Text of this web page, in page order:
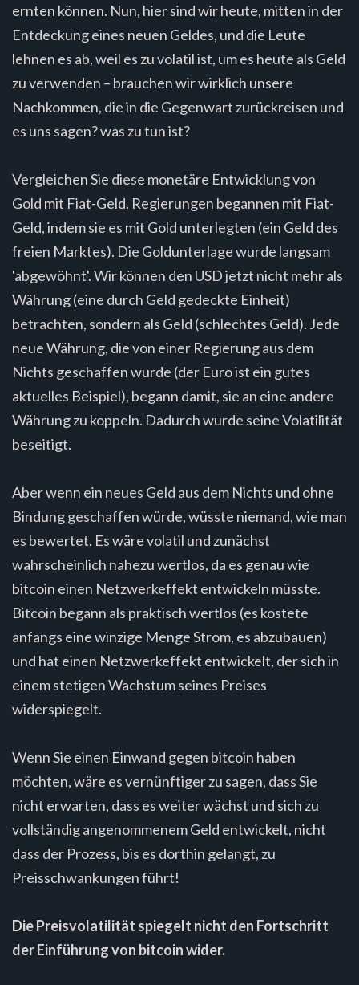
ernten können. Nun, hier sind wir heute, mitten in der
Entdeckung eines neuen Geldes, und die Leute
lehnen es ab, weil es zu volatil ist, um es heute als Geld
zu verwenden – brauchen wir wirklich unsere
Nachkommen, die in die Gegenwart zurückreisen und
es uns sagen? was zu tun ist?
Vergleichen Sie diese monetäre Entwicklung von
Gold mit Fiat-Geld. Regierungen begannen mit Fiat-
Geld, indem sie es mit Gold unterlegten (ein Geld des
freien Marktes). Die Goldunterlage wurde langsam
'abgewöhnt'. Wir können den USD jetzt nicht mehr als
Währung (eine durch Geld gedeckte Einheit)
betrachten, sondern als Geld (schlechtes Geld). Jede
neue Währung, die von einer Regierung aus dem
Nichts geschaffen wurde (der Euro ist ein gutes
aktuelles Beispiel), begann damit, sie an eine andere
Währung zu koppeln. Dadurch wurde seine Volatilität
beseitigt.
Aber wenn ein neues Geld aus dem Nichts und ohne
Bindung geschaffen würde, wüsste niemand, wie man
es bewertet. Es wäre volatil und zunächst
wahrscheinlich nahezu wertlos, da es genau wie
bitcoin einen Netzwerkeffekt entwickeln müsste.
Bitcoin begann als praktisch wertlos (es kostete
anfangs eine winzige Menge Strom, es abzubauen)
und hat einen Netzwerkeffekt entwickelt, der sich in
einem stetigen Wachstum seines Preises
widerspiegelt.
Wenn Sie einen Einwand gegen bitcoin haben
möchten, wäre es vernünftiger zu sagen, dass Sie
nicht erwarten, dass es weiter wächst und sich zu
vollständig angenommenem Geld entwickelt, nicht
dass der Prozess, bis es dorthin gelangt, zu
Preisschwankungen führt!
Die Preisvolatilität spiegelt nicht den Fortschritt
der Einführung von bitcoin wider.